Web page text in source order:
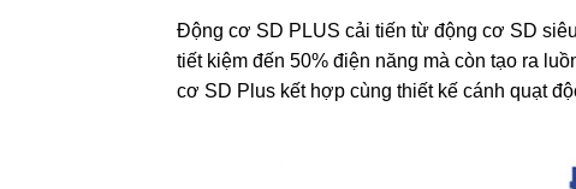
Động cơ SD PLUS cải tiến từ động cơ SD
tiết kiệm đến 50% điện năng mà còn tạo ra
cơ SD Plus kết hợp cùng thiết kế cánh quạt